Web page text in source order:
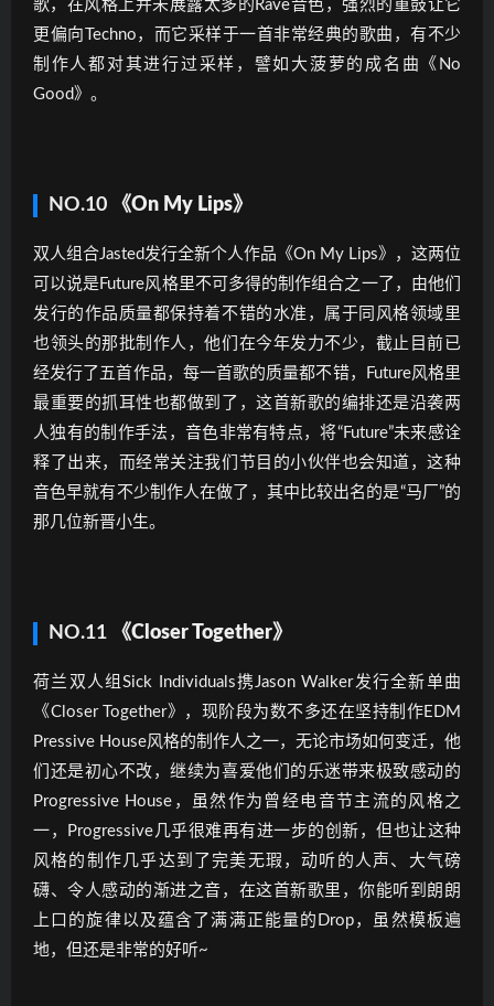
歌，在风格上并未展露太多的Rave音色，强烈的重鼓让它
更偏向Techno，而它采样于一首非常经典的歌曲，有不少
制作人都对其进行过采样，譬如大菠萝的成名曲《No
Good》。
NO.10 《On My Lips》
双人组合Jasted发行全新个人作品《On My Lips》，这两位
可以说是Future风格里不可多得的制作组合之一了，由他们
发行的作品质量都保持着不错的水准，属于同风格领域里
也领头的那批制作人，他们在今年发力不少，截止目前已
经发行了五首作品，每一首歌的质量都不错，Future风格里
最重要的抓耳性也都做到了，这首新歌的编排还是沿袭两
人独有的制作手法，音色非常有特点，将“Future”未来感诠
释了出来，而经常关注我们节目的小伙伴也会知道，这种
音色早就有不少制作人在做了，其中比较出名的是“马厂”的
那几位新晋小生。
NO.11 《Closer Together》
荷兰双人组Sick Individuals携Jason Walker发行全新单曲
《Closer Together》，现阶段为数不多还在坚持制作EDM
Pressive House风格的制作人之一，无论市场如何变迁，他
们还是初心不改，继续为喜爱他们的乐迷带来极致感动的
Progressive House，虽然作为曾经电音节主流的风格之
一，Progressive几乎很难再有进一步的创新，但也让这种
风格的制作几乎达到了完美无瑕，动听的人声、大气磅
礴、令人感动的渐进之音，在这首新歌里，你能听到朗朗
上口的旋律以及蕴含了满满正能量的Drop，虽然模板遍
地，但还是非常的好听~